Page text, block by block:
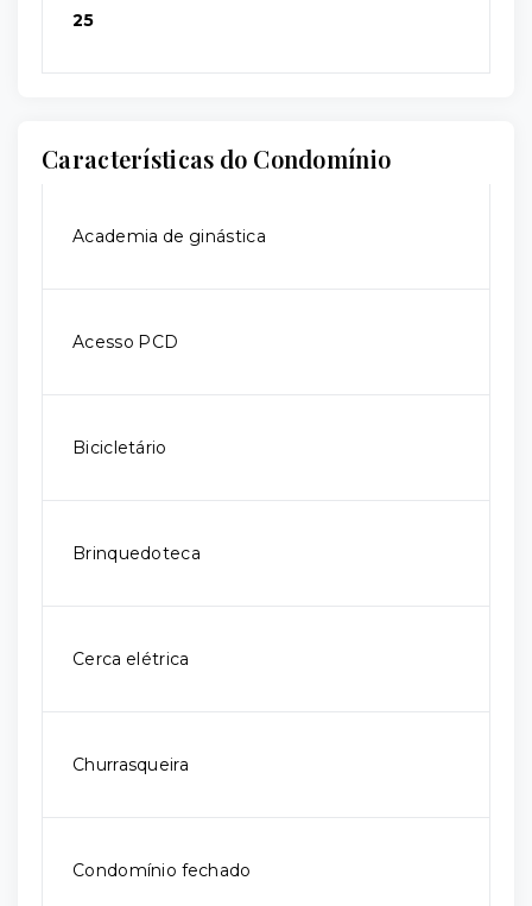
25
Características do Condomínio
Academia de ginástica
Acesso PCD
Bicicletário
Brinquedoteca
Cerca elétrica
Churrasqueira
Condomínio fechado